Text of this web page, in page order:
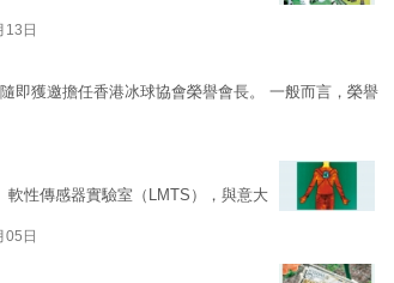
13日
即獲邀擔任香港冰球協會榮譽會長。 一般而言，榮譽
軟性傳感器實驗室（LMTS），與意大
05日